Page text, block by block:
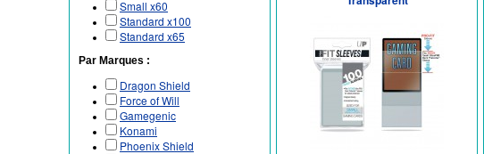
Small x60
Standard x100
Standard x65
Par Marques :
Dragon Shield
Force of Will
Gamegenic
Konami
Phoenix Shield